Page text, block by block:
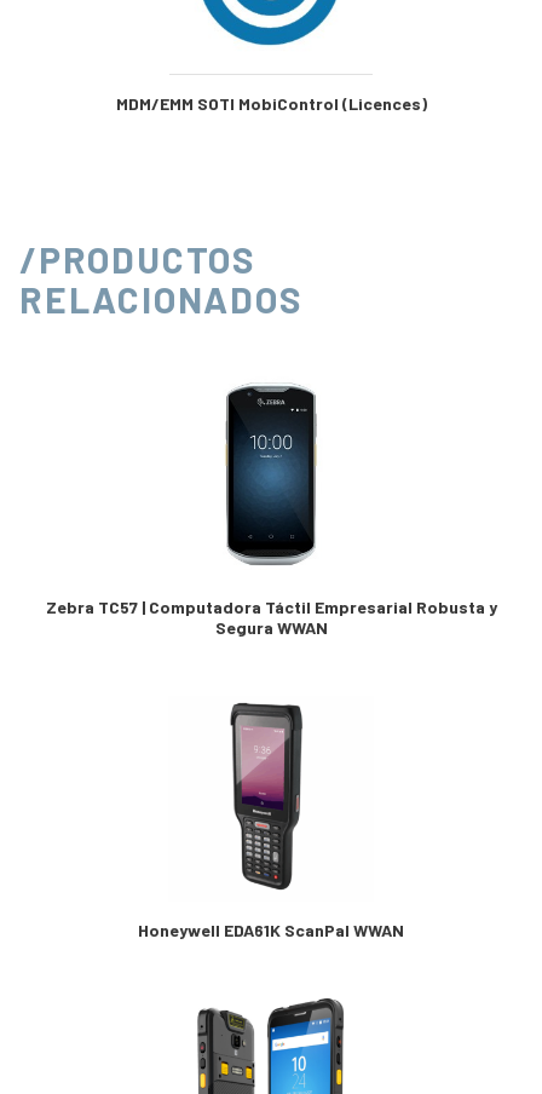
MDM/EMM SOTI MobiControl (Licences)
/PRODUCTOS
RELACIONADOS
Zebra TC57 | Computadora Táctil Empresarial Robusta y
Segura WWAN
Honeywell EDA61K ScanPal WWAN